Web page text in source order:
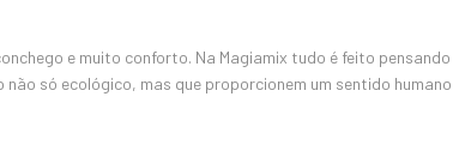
e muito conforto. Na Magiamix tudo é feito
só ecológico, mas que proporcionem um sentido